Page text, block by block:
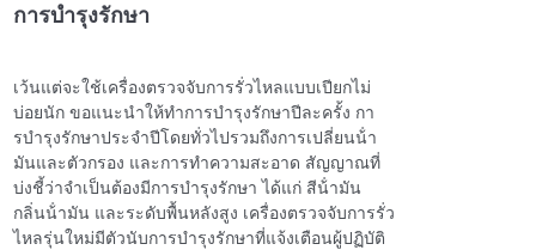
การบำรุงรักษา
เว้นแต่จะใช้เครื่องตรวจจับการรั่วไหลแบบเปียกไม่
บ่อยนัก ขอแนะนําให้ทําการบํารุงรักษาปีละครั้ง กา
รบํารุงรักษาประจําปีโดยทั่วไปรวมถึงการเปลี่ยนน้ํา
มันและตัวกรอง และการทําความสะอาด สัญญาณที่
บ่งชี้ว่าจําเป็นต้องมีการบํารุงรักษา ได้แก่ สีน้ํามัน
กลิ่นน้ํามัน และระดับพื้นหลังสูง เครื่องตรวจจับการรั่ว
ไหลรุ่นใหม่มีตัวนับการบํารุงรักษาที่แจ้งเตือนผู้ปฏิบัติ